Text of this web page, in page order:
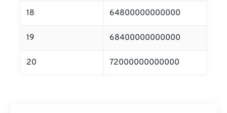
18 64800000000000
19 68400000000000
20 72000000000000